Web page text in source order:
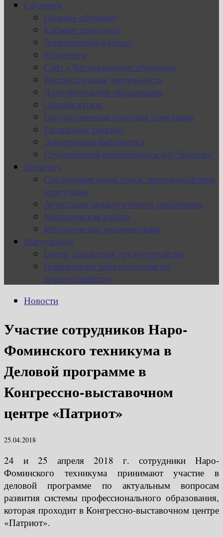
Студенту
Целевое обучение
Кабинет психолога
Электронный журнал
Родителям
Сайт «Дистанционное обучение»
Воспитательная деятельность
Дополнительное образование
Онлайн-курсы
Государственная итоговая аттестация
Расписание занятий
Электронная библиотека
Студенческий спортивный клуб “Вымпел”
Педагогу
Соблюдение норм этики, противодействие
коррупции
Аттестация педагогических работников
Методическая работа
Методические рекомендации
Выпускнику
Центр содействия трудоустройству
Информация работодателям по
трудоустройству
Новости
Участие сотрудников Наро-
Фоминского техникума в
Деловой программе в
Конгрессно-выставочном
центре «Патриот»
25.04.2018
24 и 25 апреля 2018 г. сотрудники Наро-
Фоминского техникума принимают участие в
деловой программе по актуальным вопросам
развития системы профессионального образования,
которая проходит в Конгрессно-выставочном центре
«Патриот».